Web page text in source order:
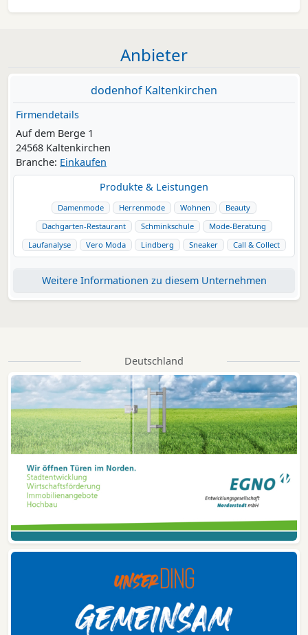
Anbieter
dodenhof Kaltenkirchen
Firmendetails
Auf dem Berge 1
24568 Kaltenkirchen
Branche: Einkaufen
Produkte & Leistungen
Damenmode Herrenmode Wohnen
Beauty
Dachgarten-Restaurant
Schminkschule
Mode-Beratung
Laufanalyse
Vero Moda Lindberg Sneaker Call & Collect
Weitere Informationen zu diesem Unternehmen
Deutschland